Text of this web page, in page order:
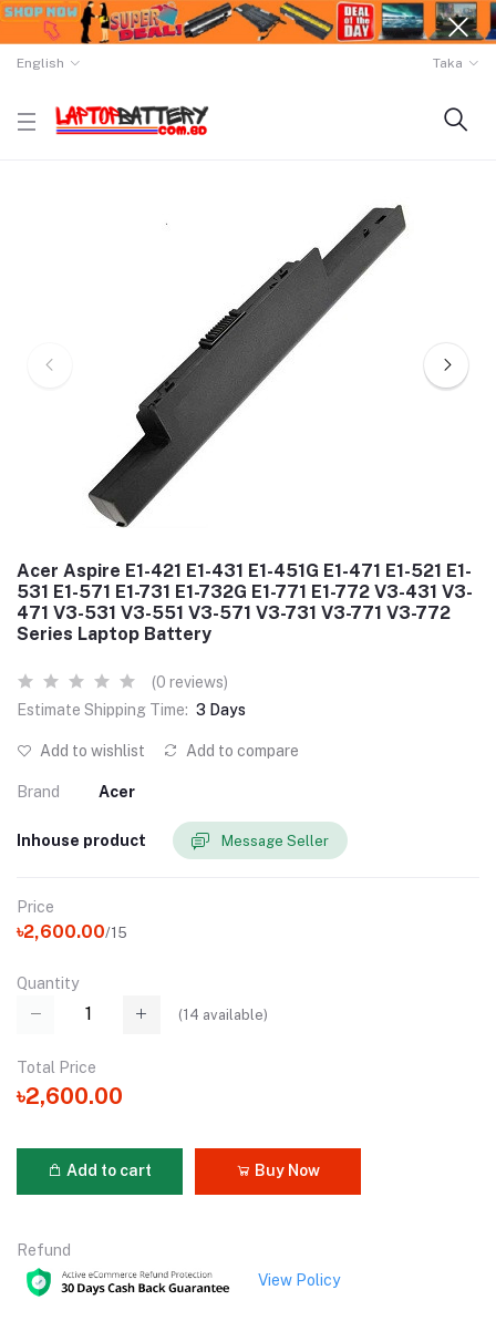
English Taka
Acer Aspire E1-421 E1-431 E1-451G E1-471 E1-521 E1-
531 E1-571 E1-731 E1-732G E1-771 E1-772 V3-431 V3-
471 V3-531 V3-551 V3-571 V3-731 V3-771 V3-772
Series Laptop Battery
(0 reviews)
Estimate Shipping Time: 3 Days
Add to wishlist Add to compare
Brand Acer
Inhouse product Message Seller
Price
৳2,600.00/15
Quantity
(14 available)
Total Price
৳2,600.00
Add to cart Buy Now
Refund
View Policy